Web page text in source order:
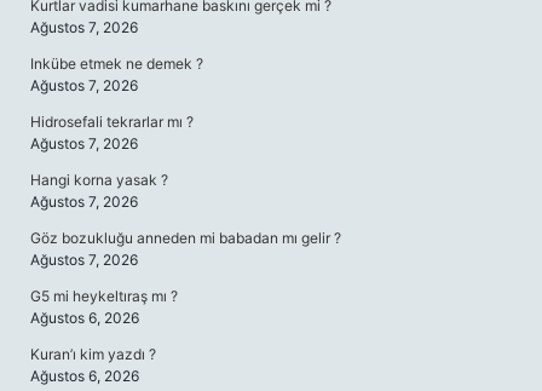
Kurtlar vadisi kumarhane baskını gerçek mi ?
Ağustos 7, 2026
Inkübe etmek ne demek ?
Ağustos 7, 2026
Hidrosefali tekrarlar mı ?
Ağustos 7, 2026
Hangi korna yasak ?
Ağustos 7, 2026
Göz bozukluğu anneden mi babadan mı gelir ?
Ağustos 7, 2026
G5 mi heykeltıraş mı ?
Ağustos 6, 2026
Kuran’ı kim yazdı ?
Ağustos 6, 2026